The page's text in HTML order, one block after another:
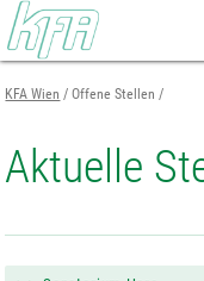
Zum
Seiteninhalt
springen
Zur
Navigation
springen
Zur
Mobilen
Navigation
springen
KFA Wien Offene Stellen
Aktuelle